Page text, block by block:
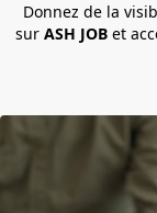
Donnez de la
sur ASH JOBet